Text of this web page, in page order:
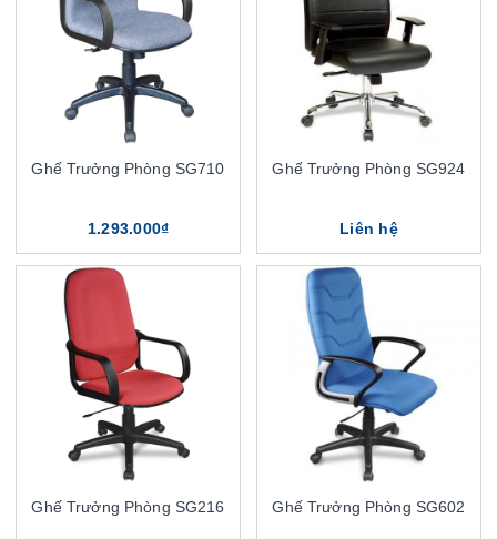
Ghế Trưởng Phòng SG710
1.293.000₫
Ghế Trưởng Phòng SG924
Liên hệ
Ghế Trưởng Phòng SG216 Ghế Trưởng Phòng SG602